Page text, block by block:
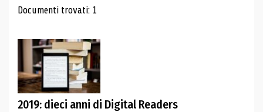
Risultati di ricerca
Documenti trovati: 1
2019: dieci anni di Digital Readers